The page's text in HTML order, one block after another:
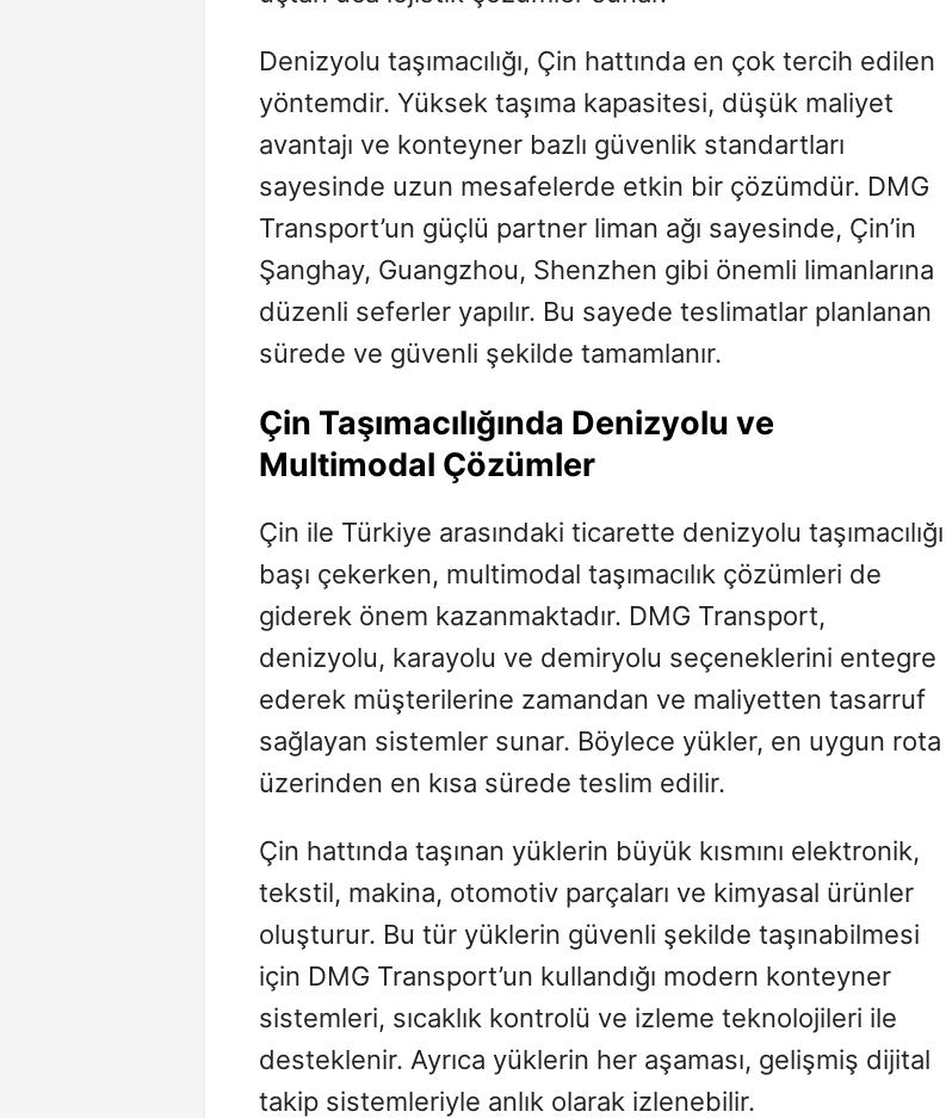
Denizyolu taşımacılığı, Çin hattında en çok tercih edilen
yöntemdir. Yüksek taşıma kapasitesi, düşük maliyet
avantajı ve konteyner bazlı güvenlik standartları
sayesinde uzun mesafelerde etkin bir çözümdür. DMG
Transport’un güçlü partner liman ağı sayesinde, Çin’in
Şanghay, Guangzhou, Shenzhen gibi önemli limanlarına
düzenli seferler yapılır. Bu sayede teslimatlar planlanan
sürede ve güvenli şekilde tamamlanır.
Çin Taşımacılığında Denizyolu ve
Multimodal Çözümler
Çin ile Türkiye arasındaki ticarette denizyolu taşımacılığı
başı çekerken, multimodal taşımacılık çözümleri de
giderek önem kazanmaktadır. DMG Transport,
denizyolu, karayolu ve demiryolu seçeneklerini entegre
ederek müşterilerine zamandan ve maliyetten tasarruf
sağlayan sistemler sunar. Böylece yükler, en uygun rota
üzerinden en kısa sürede teslim edilir.
Çin hattında taşınan yüklerin büyük kısmını elektronik,
tekstil, makina, otomotiv parçaları ve kimyasal ürünler
oluşturur. Bu tür yüklerin güvenli şekilde taşınabilmesi
için DMG Transport’un kullandığı modern konteyner
sistemleri, sıcaklık kontrolü ve izleme teknolojileri ile
desteklenir. Ayrıca yüklerin her aşaması, gelişmiş dijital
takip sistemleriyle anlık olarak izlenebilir.